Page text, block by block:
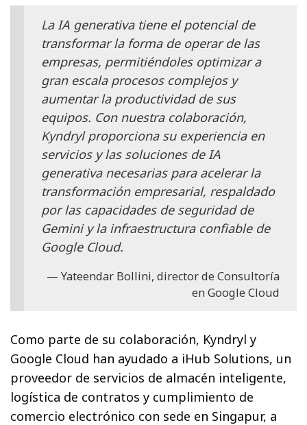
La IA generativa tiene el potencial de
transformar la forma de operar de las
empresas, permitiéndoles optimizar a
gran escala procesos complejos y
aumentar la productividad de sus
equipos. Con nuestra colaboración,
Kyndryl proporciona su experiencia en
servicios y las soluciones de IA
generativa necesarias para acelerar la
transformación empresarial, respaldado
por las capacidades de seguridad de
Gemini y la infraestructura confiable de
Google Cloud.
Yateendar Bollini, director de Consultoría
en Google Cloud
Como parte de su colaboración, Kyndryl y
Google Cloud han ayudado a iHub Solutions, un
proveedor de servicios de almacén inteligente,
logística de contratos y cumplimiento de
comercio electrónico con sede en Singapur, a